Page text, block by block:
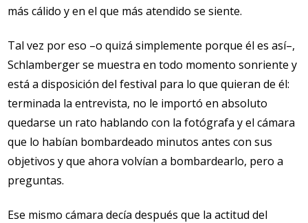
más cálido y en el que más atendido se siente.
Tal vez por eso –o quizá simplemente porque él es así–,
Schlamberger se muestra en todo momento sonriente y
está a disposición del festival para lo que quieran de él:
terminada la entrevista, no le importó en absoluto
quedarse un rato hablando con la fotógrafa y el cámara
que lo habían bombardeado minutos antes con sus
objetivos y que ahora volvían a bombardearlo, pero a
preguntas.
Ese mismo cámara decía después que la actitud del